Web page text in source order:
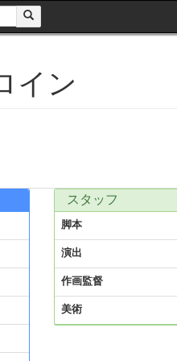
イン
スタッフ
脚本
演出
作画監督
美術